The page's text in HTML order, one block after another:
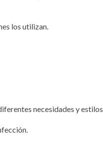
los utilizan.
necesidades y estilos.